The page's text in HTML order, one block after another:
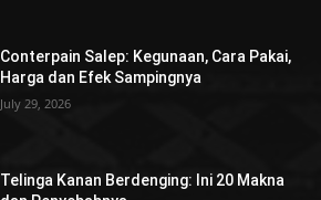
Conterpain Salep: Kegunaan, Cara Pakai,
Harga dan Efek Sampingnya
July 29, 2026
Telinga Kanan Berdenging: Ini 20 Makna